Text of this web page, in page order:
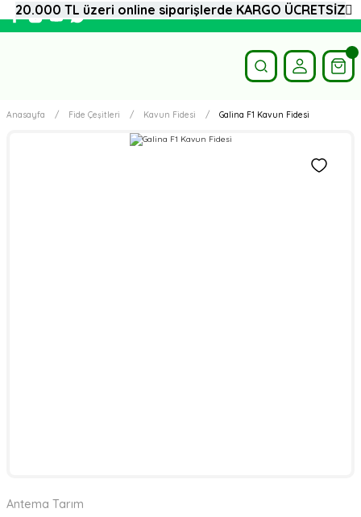
Anasayfa Fide Çeşitleri Kavun Fidesi Galina F1 Kavun Fidesi
Antema Tarım
20.000 TL üzeri online siparişlerde KARGO ÜCRETSİZ